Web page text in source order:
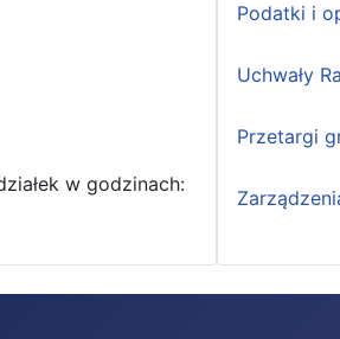
w godzinach:
Podatki i
Uchwały
Przetargi